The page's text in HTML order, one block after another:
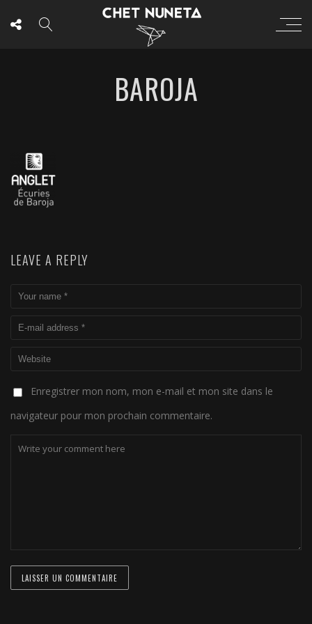
BAROJA
LEAVE A REPLY
Enregistrer mon nom, mon e-mail et mon site dans le
navigateur pour mon prochain commentaire.